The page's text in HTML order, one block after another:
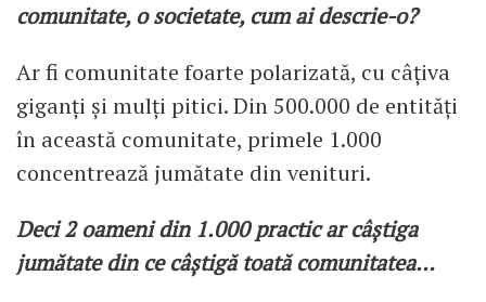
comunitate, o societate, cum ai descrie-o?
Ar fi comunitate foarte polarizată, cu câțiva
giganți și mulți pitici. Din 500.000 de entități
în această comunitate, primele 1.000
concentrează jumătate din venituri.
Deci 2 oameni din 1.000 practic ar câștiga
jumătate din ce câștigă toată comunitatea…